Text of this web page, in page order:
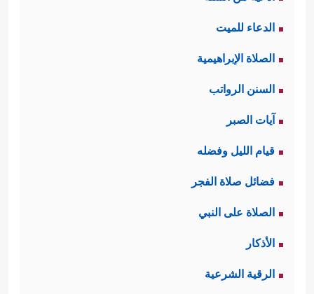
الدعاء للميت
الصلاة الإبراهيمية
السنن الرواتب
آيات الصبر
قيام الليل وفضله
فضائل صلاة الفجر
الصلاة على النبي
الأذكار
الرقية الشرعية